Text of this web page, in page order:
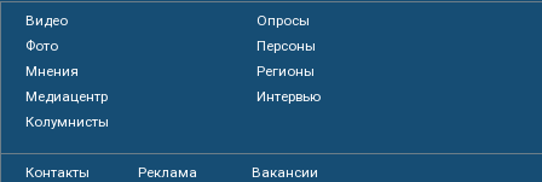
Видео
Опросы
Фото
Персоны
Мнения
Регионы
Медиацентр
Интервью
Колумнисты
Контакты Реклама Вакансии